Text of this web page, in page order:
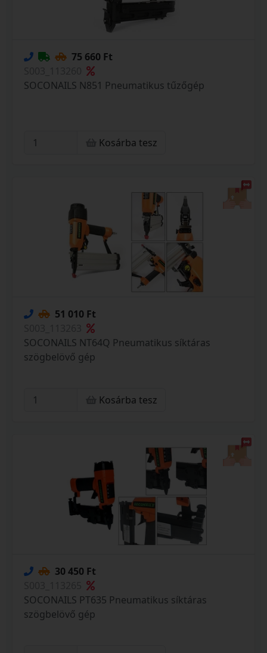
75 660 Ft
SOCONAILS N851 Pneumatikus tűzőgép
Kosárba tesz
51 010 Ft
SOCONAILS NT64Q Pneumatikus síktáras
szögbelövő gép
Kosárba tesz
30 450 Ft
SOCONAILS PT635 Pneumatikus síktáras
szögbelövő gép